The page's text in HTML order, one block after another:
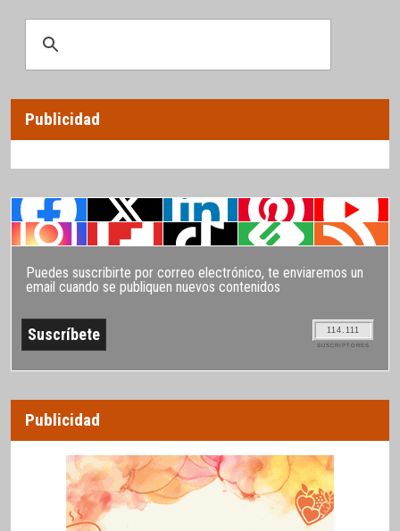
Publicidad
Puedes suscribirte por correo electrónico, te enviaremos un
email cuando se publiquen nuevos contenidos
114.111
SUSCRIPTORES
Publicidad